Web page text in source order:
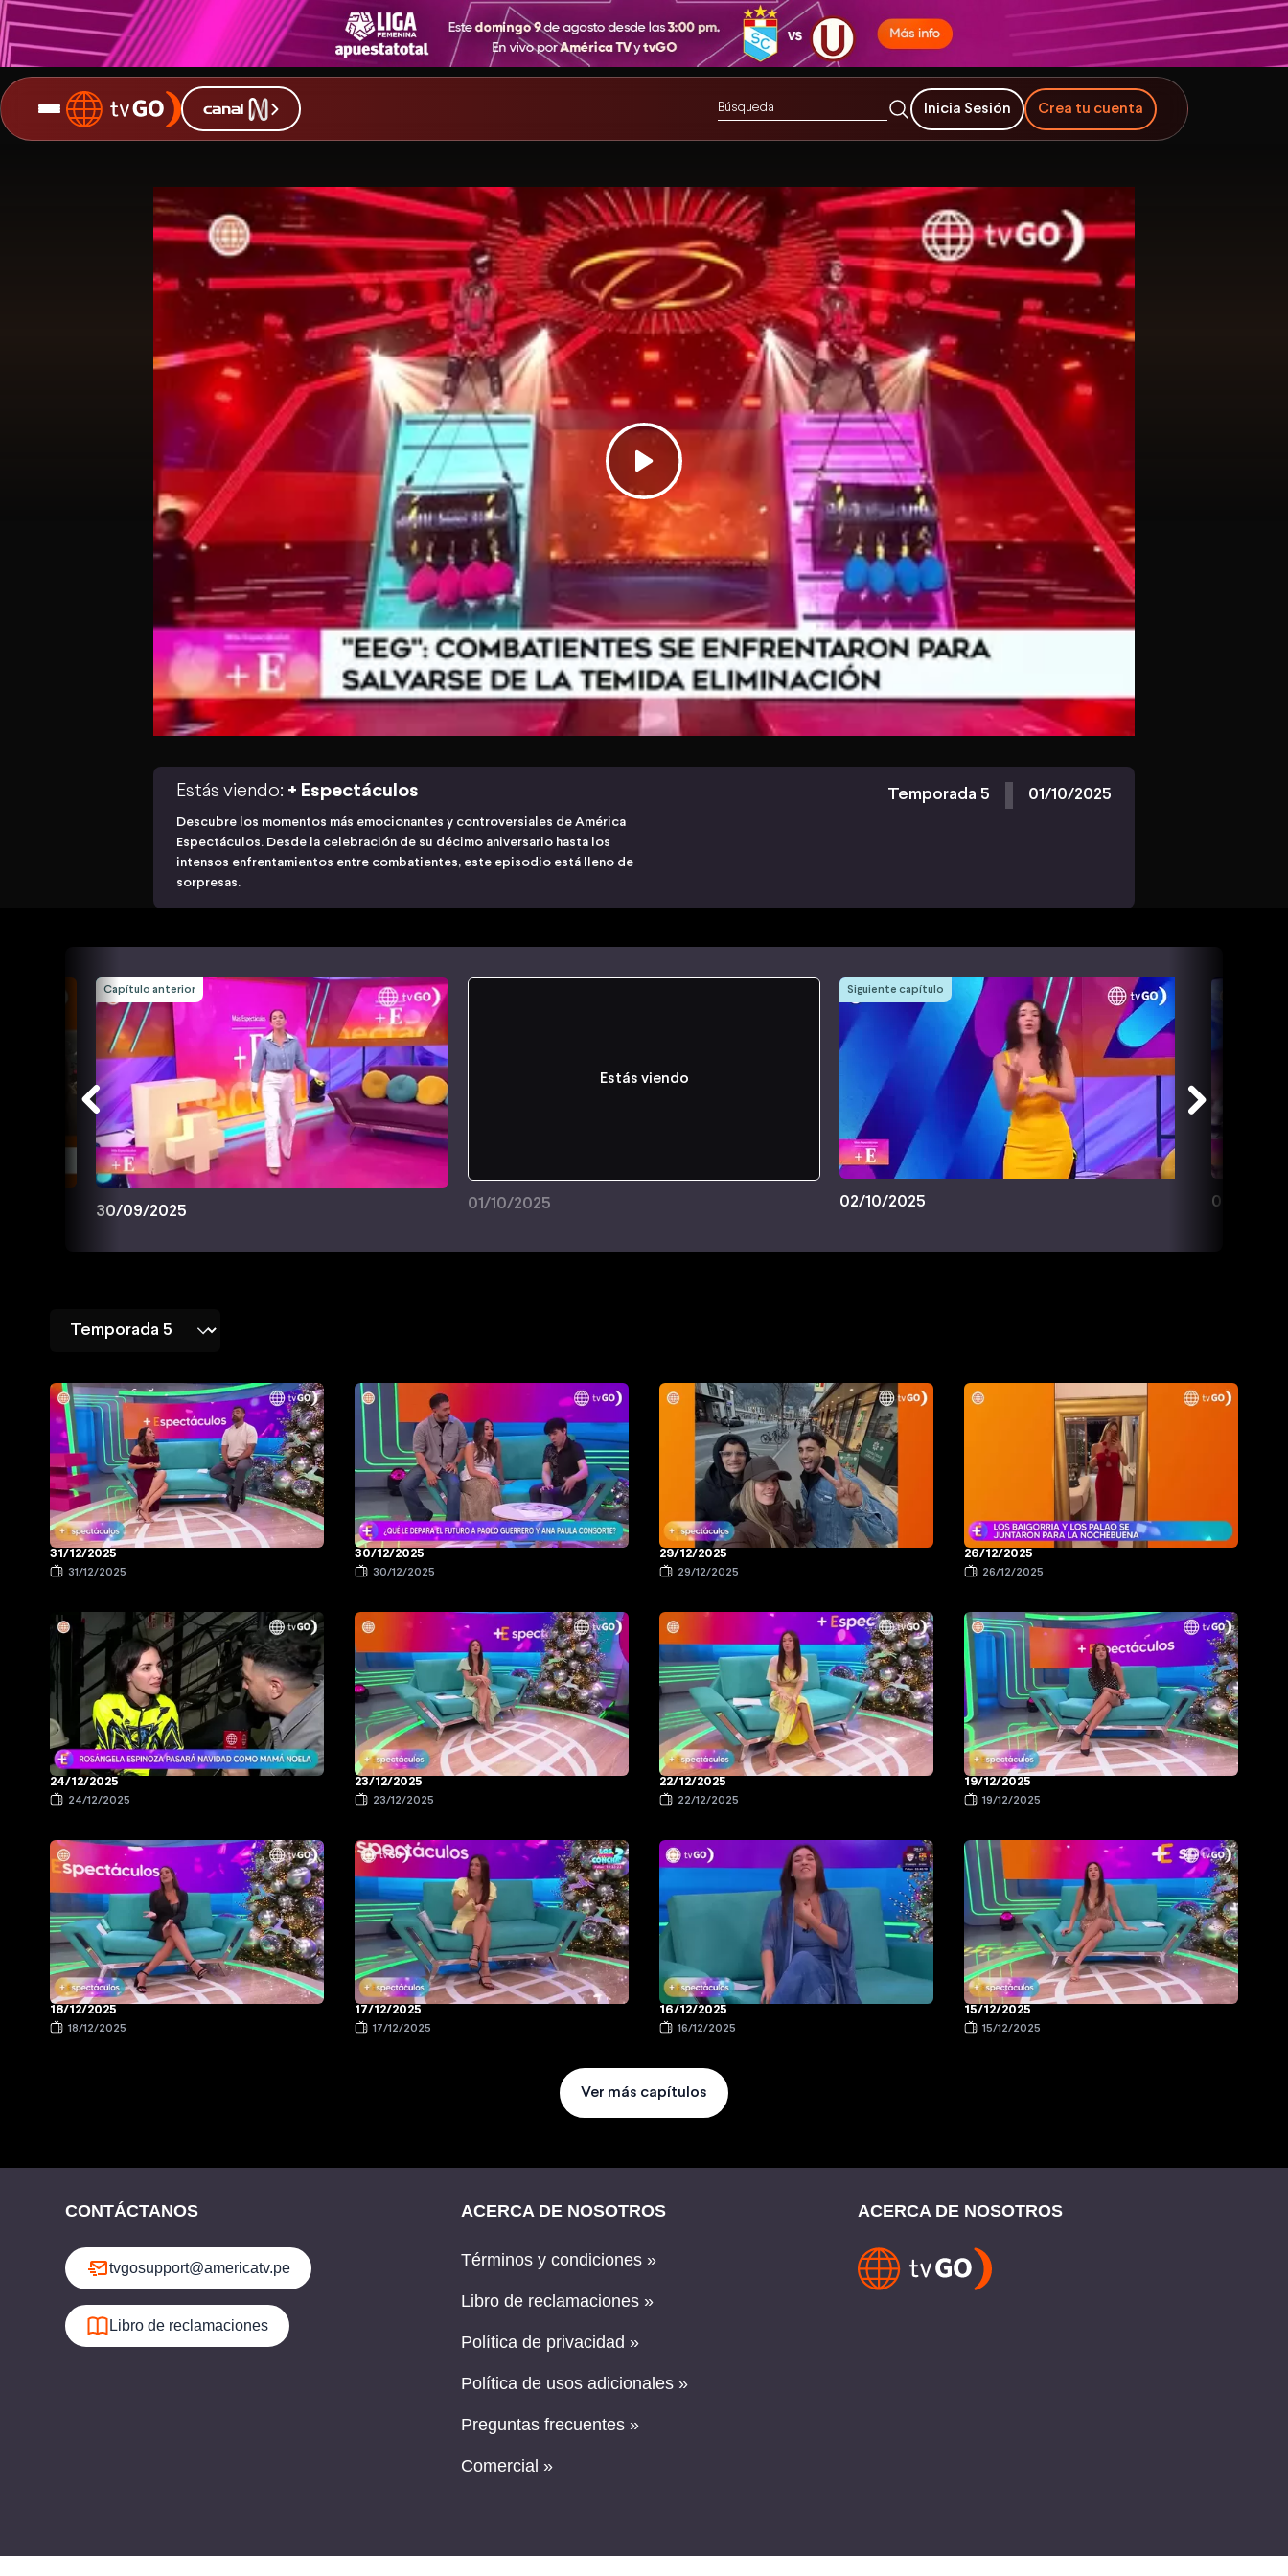
Inicia Sesión Crea tu cuenta
Estás viendo: + Espectáculos
Descubre los momentos más emocionantes y controversiales de América
Espectáculos. Desde la celebración de su décimo aniversario hasta los
intensos enfrentamientos entre combatientes, este episodio está lleno de
sorpresas.
Temporada 5 01/10/2025
Capítulo anterior
30/09/2025
Estás viendo
01/10/2025
Siguiente capítulo
02/10/2025 03/10/
31/12/2025
31/12/2025
30/12/2025
30/12/2025
29/12/2025
29/12/2025
26/12/2025
26/12/2025
24/12/2025
24/12/2025
23/12/2025
23/12/2025
22/12/2025
22/12/2025
19/12/2025
19/12/2025
18/12/2025
18/12/2025
17/12/2025
17/12/2025
16/12/2025
16/12/2025
15/12/2025
15/12/2025
Ver más capítulos
CONTÁCTANOS
tvgosupport@americatv.pe
Libro de reclamaciones
ACERCA DE NOSOTROS
Términos y condiciones »
Libro de reclamaciones »
Política de privacidad »
Política de usos adicionales »
Preguntas frecuentes »
Comercial »
ACERCA DE NOSOTROS